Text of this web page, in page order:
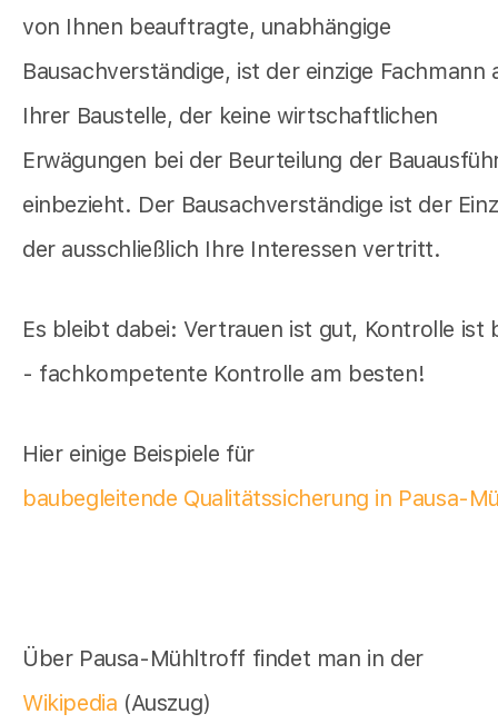
von Ihnen beauftragte, unabhängige
Bausachverständige, ist der einzige Fachmann
Ihrer Baustelle, der keine wirtschaftlichen
Erwägungen bei der Beurteilung der
einbezieht. Der Bausachverständige ist der
der ausschließlich Ihre Interessen vertritt.
Es bleibt dabei: Vertrauen ist gut, Kontrolle ist
- fachkompetente Kontrolle am besten!
Hier einige Beispiele für
baubegleitende Qualitätssicherung in Pausa-
Über Pausa-Mühltroff findet man in der
Wikipedia (Auszug)